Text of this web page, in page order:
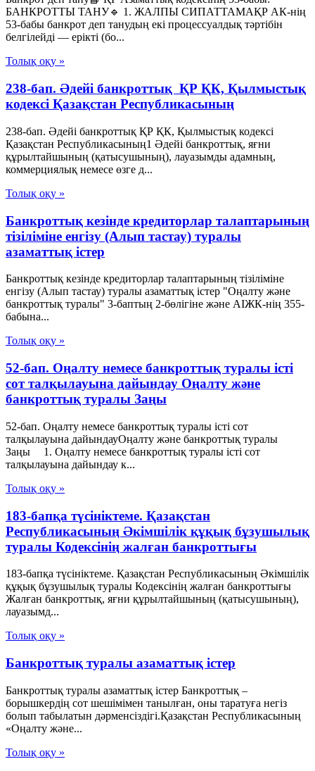
БАНКРОТТЫ ТАНУ🔹 1. ЖАЛПЫ СИПАТТАМАҚР АК-нің
53-бабы банкрот деп танудың екі процессуалдық тәртібін
белгілейді — ерікті (бо...
Толық оқу »
238-бап. Әдейi банкроттық ҚР ҚК, Қылмыстық
кодексi Қазақстан Республикасының
238-бап. Әдейi банкроттық ҚР ҚК, Қылмыстық кодексi
Қазақстан Республикасының1 Әдейі банкроттық, яғни
құрылтайшының (қатысушының), лауазымды адамның,
коммерциялық немесе өзге д...
Толық оқу »
Банкроттық кезінде кредиторлар талаптарының
тізіліміне енгізу (Алып тастау) туралы
азаматтық істер
Банкроттық кезінде кредиторлар талаптарының тізіліміне
енгізу (Алып тастау) туралы азаматтық істер "Оңалту және
банкроттық туралы" 3-баптың 2-бөлігіне және АІЖК-нің 355-
бабына...
Толық оқу »
52-бап. Оңалту немесе банкроттық туралы істi
сот талқылауына дайындау Оңалту және
банкроттық туралы Заңы
52-бап. Оңалту немесе банкроттық туралы істi сот
талқылауына дайындауОңалту және банкроттық туралы
Заңы 1. Оңалту немесе банкроттық туралы iсті сот
талқылауына дайындау к...
Толық оқу »
183-бапқа түсініктеме. Қазақстан
Республикасының Әкімшілік құқық бұзушылық
туралы Кодексінің жалған банкроттығы
183-бапқа түсініктеме. Қазақстан Республикасының Әкімшілік
құқық бұзушылық туралы Кодексінің жалған банкроттығы
Жалған банкроттық, яғни құрылтайшының (қатысушының),
лауазымд...
Толық оқу »
Банкроттық туралы азаматтық істер
Банкроттық туралы азаматтық істер Банкроттық –
борышкердiң сот шешiмiмен танылған, оны таратуға негiз
болып табылатын дәрменсiздiгi.Қазақстан Республикасының
«Оңалту және...
Толық оқу »